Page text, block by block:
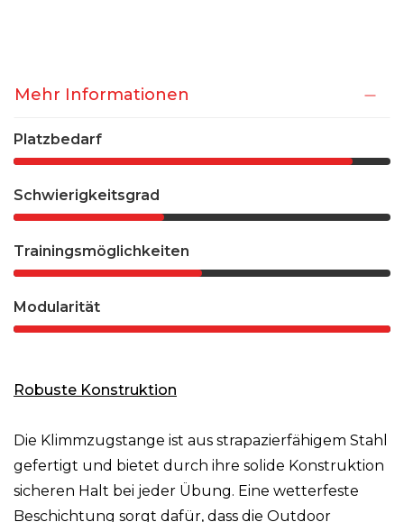
Mehr Informationen
Platzbedarf
Schwierigkeitsgrad
Trainingsmöglichkeiten
Modularität
Robuste Konstruktion
Die Klimmzugstange ist aus strapazierfähigem Stahl
gefertigt und bietet durch ihre solide Konstruktion
sicheren Halt bei jeder Übung. Eine wetterfeste
Beschichtung sorgt dafür, dass die Outdoor